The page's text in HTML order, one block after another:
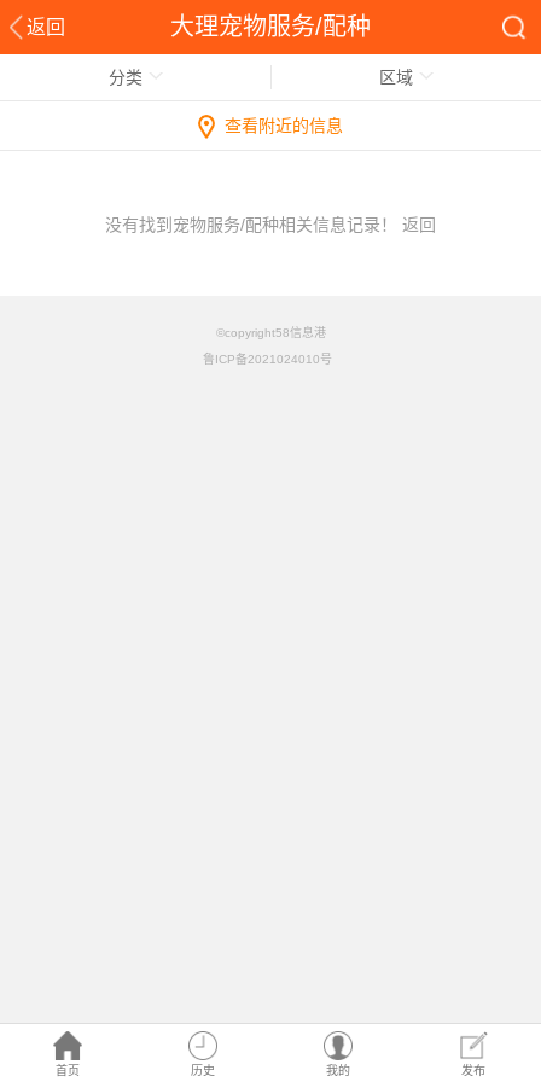
返回 大理宠物服务/配种
首页 历史 我的 发布
分类 区域
查看附近的信息
没有找到宠物服务/配种相关信息记录！ 返回
©copyright58信息港
鲁ICP备2021024010号